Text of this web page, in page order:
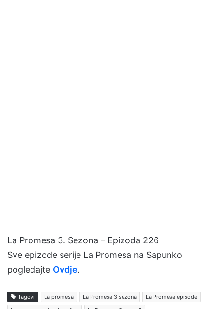
La Promesa 3. Sezona – Epizoda 226
Sve epizode serije La Promesa na Sapunko
pogledajte Ovdje.
Tagovi La promesa La Promesa 3 sezona
La Promesa episode